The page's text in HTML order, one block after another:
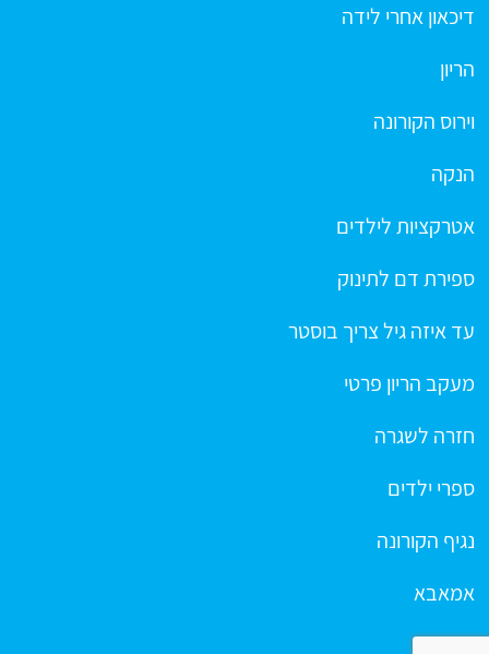
דיכאון אחרי לידה
הריון
וירוס הקורונה
הנקה
אטרקציות לילדים
ספירת דם לתינוק
עד איזה גיל צריך בוסטר
מעקב הריון פרטי
חזרה לשגרה
ספרי ילדים
נגיף הקורונה
אמאבא